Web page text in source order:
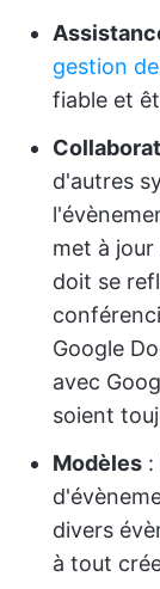
gestion
fiable et
d'autres
met à
doit se
Google
avec
soient
Modèles :
divers
à tout